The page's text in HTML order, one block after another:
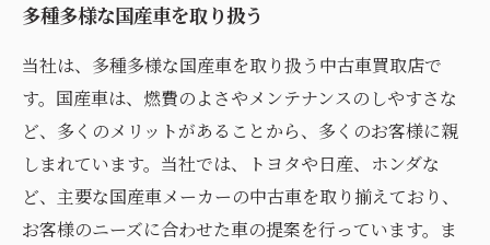
多種多様な国産車を取り扱う
当社は、多種多様な国産車を取り扱う中古車買取店で
す。国産車は、燃費のよさやメンテナンスのしやすさな
ど、多くのメリットがあることから、多くのお客様に親
しまれています。当社では、トヨタや日産、ホンダな
ど、主要な国産車メーカーの中古車を取り揃えており、
お客様のニーズに合わせた車の提案を行っています。ま